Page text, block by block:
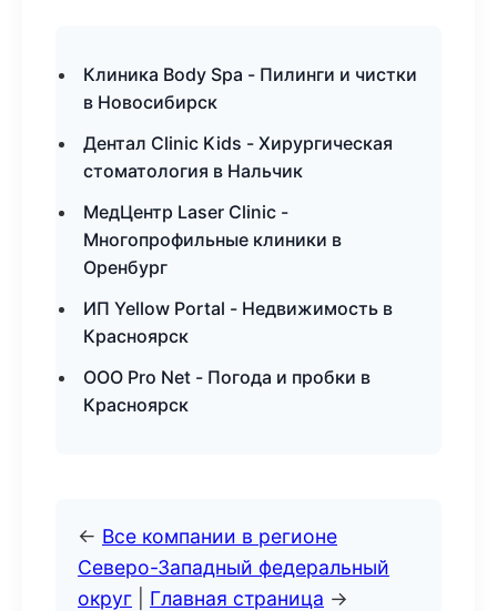
Клиника Body Spa - Пилинги и чистки
в Новосибирск
Дентал Clinic Kids - Хирургическая
стоматология в Нальчик
МедЦентр Laser Clinic -
Многопрофильные клиники в
Оренбург
ИП Yellow Portal - Недвижимость в
Красноярск
ООО Pro Net - Погода и пробки в
Красноярск
← Все компании в регионе
Северо-Западный федеральный
округ
Главная страница →